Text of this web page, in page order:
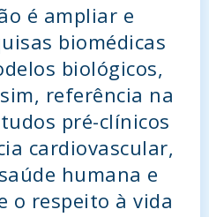
é ampliar e
biomédicas
biológicos,
referência na
pré-clínicos
cardiovascular,
humana e
o respeito à vida